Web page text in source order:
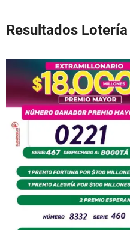
Resultados